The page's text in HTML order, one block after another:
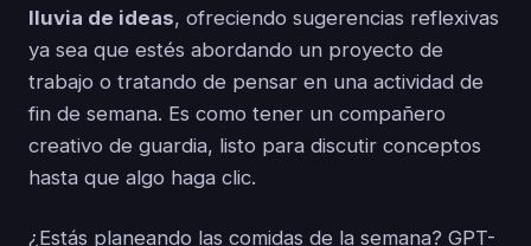
lluvia de ideas, ofreciendo sugerencias reflexivas
ya sea que estés abordando un proyecto de
trabajo o tratando de pensar en una actividad de
fin de semana. Es como tener un compañero
creativo de guardia, listo para discutir conceptos
hasta que algo haga clic.
¿Estás planeando las comidas de la semana? GPT-